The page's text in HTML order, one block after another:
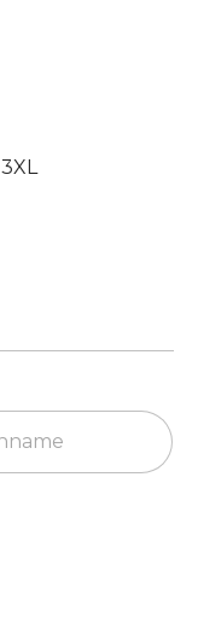
3XL